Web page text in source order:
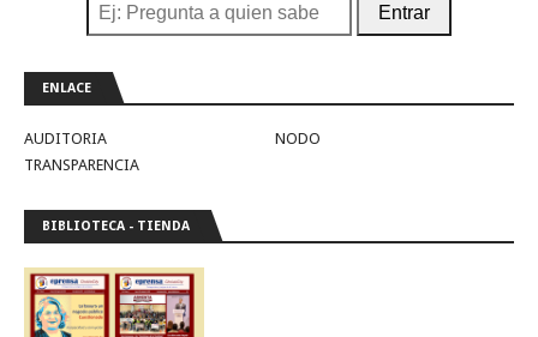
Entrar
ENLACE
AUDITORIA
NODO
TRANSPARENCIA
BIBLIOTECA - TIENDA